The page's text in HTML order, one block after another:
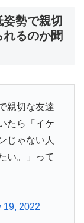
勢で親切
るのか聞
親切な友達
たら「イケ
じゃない人
い。」って
19, 2022